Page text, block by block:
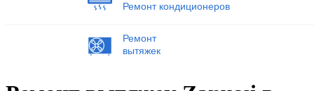
Ремонт кондиционеров
Ремонт
вытяжек